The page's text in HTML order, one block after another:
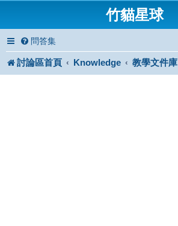
竹貓星球
問答集
討論區首頁 Knowledge 教學文件庫